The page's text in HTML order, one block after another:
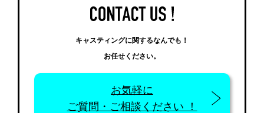
キャスティングに関するなんでも！
お任せください。
お気軽に
ご質問・ご相談ください ！